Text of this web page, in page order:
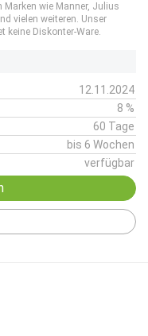
wie Manner, Julius
vielen weiteren. Unser
keine Diskonter-Ware.
12.11.2024
8 %
60 Tage
bis 6 Wochen
verfügbar